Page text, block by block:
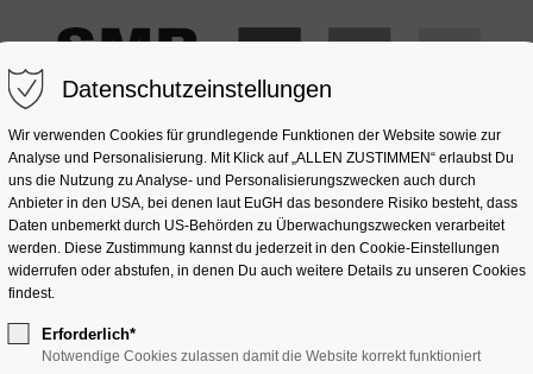
NATURSTEIN GLAS SONSTIGES
Datenschutzeinstellungen
Wir verwenden Cookies für grundlegende Funktionen der Website sowie zur
Analyse und Personalisierung. Mit Klick auf „ALLEN ZUSTIMMEN“ erlaubst Du
uns die Nutzung zu Analyse- und Personalisierungszwecken auch durch
Anbieter in den USA, bei denen laut EuGH das besondere Risiko besteht, dass
Daten unbemerkt durch US-Behörden zu Überwachungszwecken verarbeitet
werden. Diese Zustimmung kannst du jederzeit in den Cookie-Einstellungen
widerrufen oder abstufen, in denen Du auch weitere Details zu unseren Cookies
findest.
Erforderlich*
Notwendige Cookies zulassen damit die Website korrekt funktioniert